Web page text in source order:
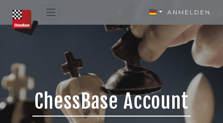
ANMELDEN
ChessBase Account